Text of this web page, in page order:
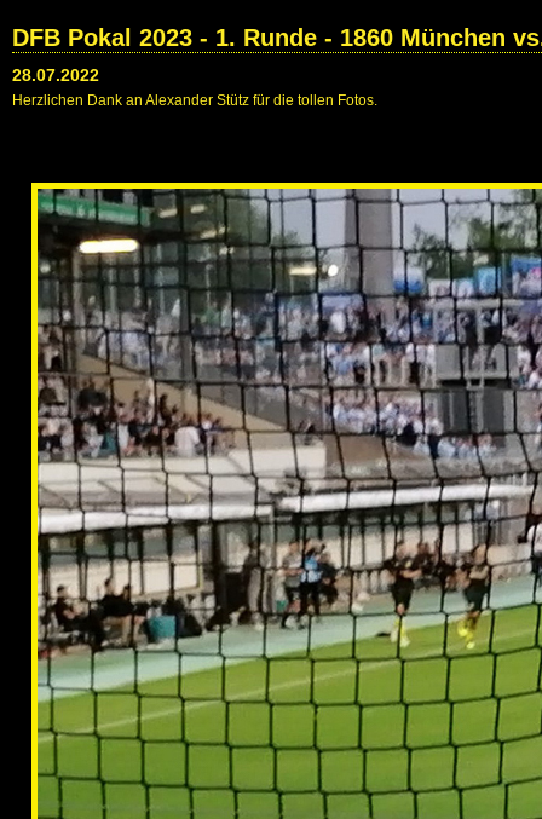
DFB Pokal 2023 - 1. Runde - 1860 München
28.07.2022
Herzlichen Dank an Alexander Stütz für die tollen Fotos.